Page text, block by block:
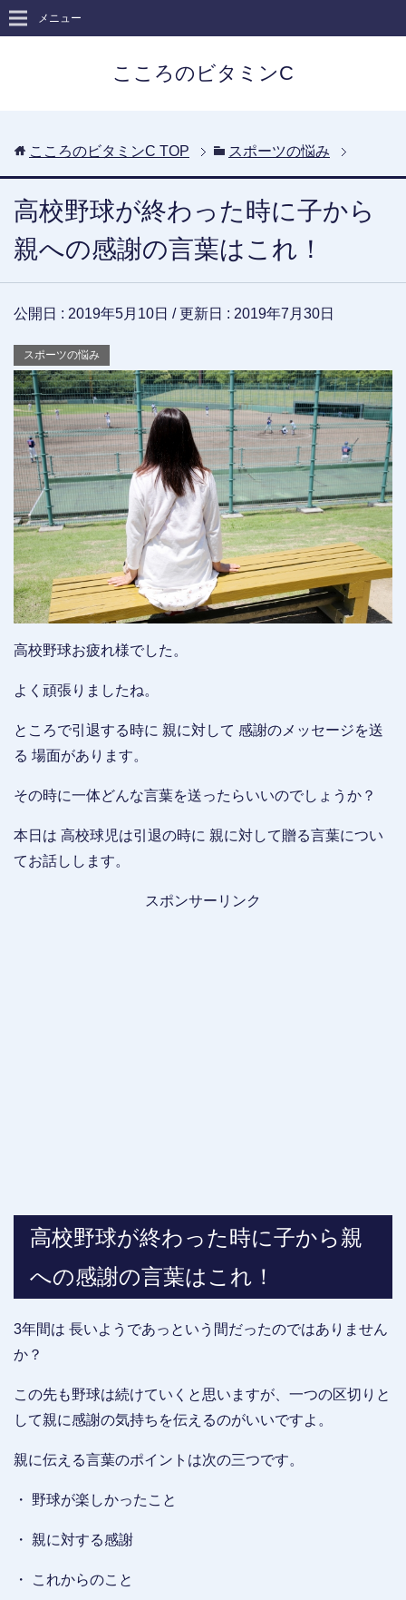
こころのビタミンC
メニュー
こころのビタミンC TOP スポーツの悩み
高校野球が終わった時に子から
親への感謝の言葉はこれ！
公開日 : 2019年5月10日 / 更新日 : 2019年7月30日
スポーツの悩み
高校野球お疲れ様でした。
よく頑張りましたね。
ところで引退する時に 親に対して 感謝のメッセージを送
る 場面があります。
その時に一体どんな言葉を送ったらいいのでしょうか？
本日は 高校球児は引退の時に 親に対して贈る言葉につい
てお話しします。
スポンサーリンク
高校野球が終わった時に子から親
への感謝の言葉はこれ！
3年間は 長いようであっという間だったのではありません
か？
この先も野球は続けていくと思いますが、一つの区切りと
して親に感謝の気持ちを伝えるのがいいですよ。
親に伝える言葉のポイントは次の三つです。
・ 野球が楽しかったこと
・ 親に対する感謝
・ これからのこと